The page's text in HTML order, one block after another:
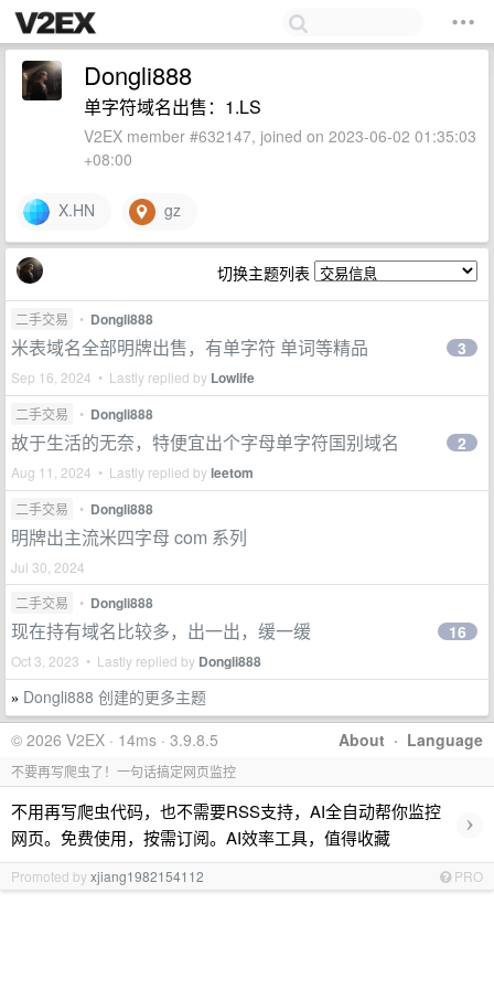
Dongli888
单字符域名出售：1.LS
V2EX member #632147, joined on 2023-06-02 01:35:03
+08:00
X.HN gz
切换主题列表
二手交易 • Dongli888
米表域名全部明牌出售，有单字符 单词等精品
Sep 16, 2024 • Lastly replied by Lowlife
3
二手交易 • Dongli888
故于生活的无奈，特便宜出个字母单字符国别域名
Aug 11, 2024 • Lastly replied byleetom
2
二手交易 • Dongli888
明牌出主流米四字母 com 系列
Jul 30, 2024
二手交易
• Dongli888
现在持有域名比较多，出一出，缓一缓
Oct 3, 2023 • Lastly replied by Dongli888
16
» Dongli888 创建的更多主题
About · Language
© 2026 V2EX · 14ms · 3.9.8.5
不要再写爬虫了！一句话搞定网页监控
不用再写爬虫代码，也不需要RSS支持，AI全自动帮你监控
网页。免费使用，按需订阅。AI效率工具，值得收藏
›
Promoted byxjiang1982154112 PRO